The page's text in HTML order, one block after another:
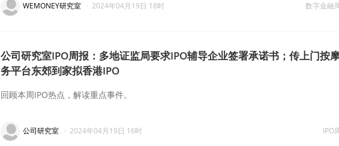
数字金融
WEMONEY研究室 · 2024年04月19日 18时
公司研究室IPO周报：多地证监局要求IPO辅导企业签署承诺书；传上门按
务平台东郊到家拟香港IPO
回顾本周IPO热点，解读重点事件。
IPO
公司研究室 · 2024年04月19日 16时